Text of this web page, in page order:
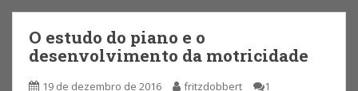
O estudo do piano e o
desenvolvimento da motricidade
19 de dezembro de 2016 fritzdobbert
1